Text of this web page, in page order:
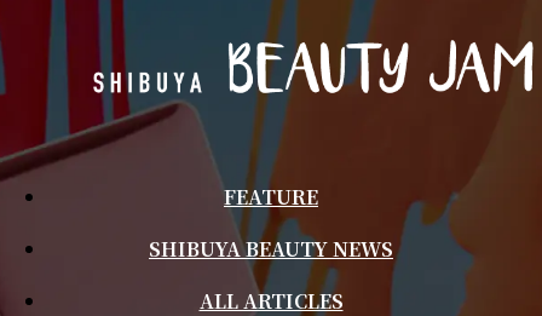
FEATURE
SHIBUYA BEAUTY NEWS
ALL ARTICLES